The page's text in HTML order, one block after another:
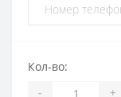
Кол-во:
- +